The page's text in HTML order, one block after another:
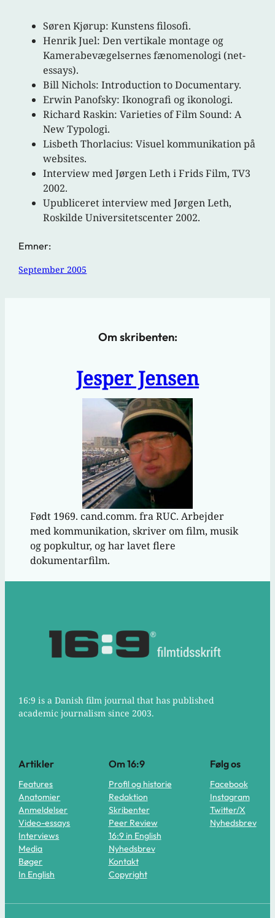
Søren Kjørup: Kunstens filosofi.
Henrik Juel: Den vertikale montage og
Kamerabevægelsernes fænomenologi (net-
essays).
Bill Nichols: Introduction to Documentary.
Erwin Panofsky: Ikonografi og ikonologi.
Richard Raskin: Varieties of Film Sound: A
New Typologi.
Lisbeth Thorlacius: Visuel kommunikation på
websites.
Interview med Jørgen Leth i Frids Film, TV3
2002.
Upubliceret interview med Jørgen Leth,
Roskilde Universitetscenter 2002.
Emner:
September 2005
Om skribenten:
Jesper Jensen
Født 1969. cand.comm. fra RUC. Arbejder
med kommunikation, skriver om film, musik
og popkultur, og har lavet flere
dokumentarfilm.
16:9 is a Danish film journal that has published
academic journalism since 2003.
Artikler
Features
Anatomier
Anmeldelser
Video-essays
Interviews
Media
Bøger
In English
Om 16:9
Profil og historie
Redaktion
Skribenter
Peer Review
16:9 in English
Nyhedsbrev
Kontakt
Copyright
Følg os
Facebook
Instagram
Twitter/X
Nyhedsbrev